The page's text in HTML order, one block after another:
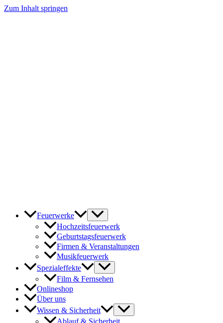
Zum Inhalt springen
Feuerwerke
Hochzeitsfeuerwerk
Geburtstagsfeuerwerk
Firmen & Veranstaltungen
Musikfeuerwerk
Spezialeffekte
Film & Fernsehen
Onlineshop
Über uns
Wissen & Sicherheit